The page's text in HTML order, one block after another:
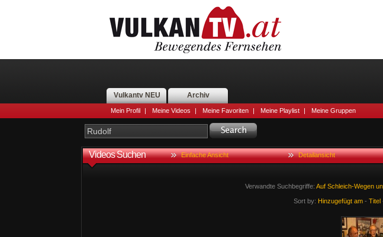
Vulkantv NEU Archiv
Mein Profil | Meine Videos | Meine Favoriten | Meine Playlist | Meine Gruppen
Videos Suchen Einfache Ansicht Detailansicht
Verwandte Suchbegriffe: Auf Schleich-Wegen
Sort by: Hinzugefügt am - Titel